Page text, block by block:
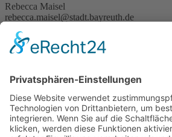
Rebecca Maisel
rebecca.maisel@stadt.bayreuth.de
Newsletter abonnieren
Impressum
Datenschutz
Erklärung zur Barrierefreiheit